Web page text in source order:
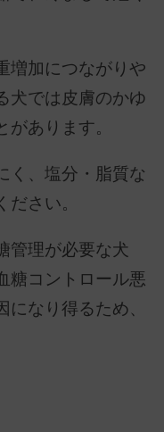
増加につながりや
犬では皮膚のかゆ
あります。
く、塩分・脂質な
さい。
管理が必要な犬
糖コントロール悪
なり得るため、